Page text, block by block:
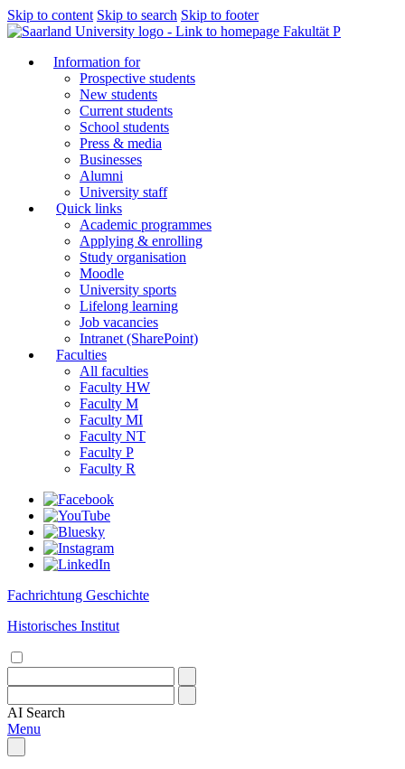
Skip to content Skip to search Skip to footer
Fakultät P
Information for
Prospective students
New students
Current students
School students
Press & media
Businesses
Alumni
University staff
Quick links
Academic programmes
Applying & enrolling
Study organisation
Moodle
University sports
Lifelong learning
Job vacancies
Intranet (SharePoint)
Faculties
All faculties
Faculty HW
Faculty M
Faculty MI
Faculty NT
Faculty P
Faculty R
Fachrichtung Geschichte
Historisches Institut
AI Search
Menu